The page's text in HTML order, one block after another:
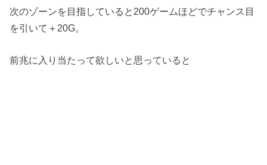
次のゾーンを目指していると200ゲームほどでチャンス目
を引いて＋20G。
前兆に入り当たって欲しいと思っていると